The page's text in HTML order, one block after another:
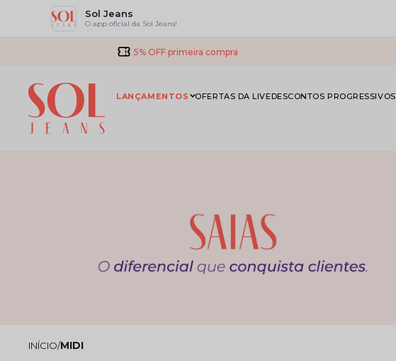
Sol Jeans
O app oficial da Sol Jeans!
5% OFF primeira compra
LANÇAMENTOS OFERTAS DA LIVEDESCONTOS PROGRESSIVOS
MIDI